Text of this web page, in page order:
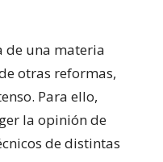
de una materia
otras reformas,
Para ello,
la opinión de
de distintas